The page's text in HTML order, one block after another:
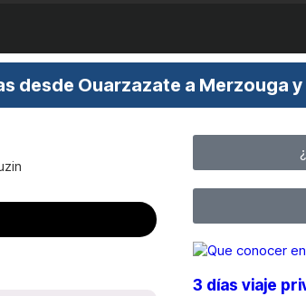
desde Ouarzazate a Merzouga y
3 días viaje